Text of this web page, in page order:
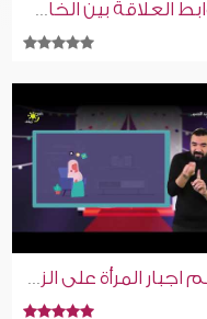
ضوابط العلاقة بين الخاطب والمخطوبة | إسلام ويب | للصم بلغة الإشارة
حكم اجبار المرأة على الزواج | إسلام ويب | للصم بلغة الإشارة